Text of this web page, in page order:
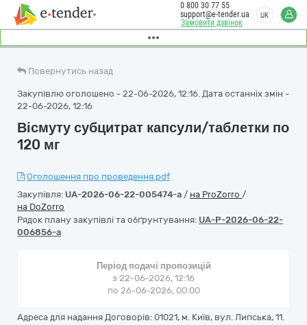
Замовити дзвінок
0 800 30 77 55
support@e-tender.ua
UK
Повернутись назад
Закупівлю оголошено - 22-06-2026, 12:16. Дата останніх змін -
22-06-2026, 12:16
Вісмуту субцитрат капсули/таблетки по
120 мг
Оголошення про проведення.pdf
Закупівля: UA-2026-06-22-005474-a / на ProZorro /
на DoZorro
Рядок плану закупівлі та обґрунтування: UA-P-2026-06-22-
006856-a
Період подачі пропозицій
з 22-06-2026, 12:16
по 26-06-2026, 00:00
Адреса для надання Договорів: 01021, м. Київ, вул. Липська, 11.